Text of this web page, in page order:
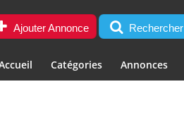
Ajouter Annonce Rechercher
Catégories Annonces